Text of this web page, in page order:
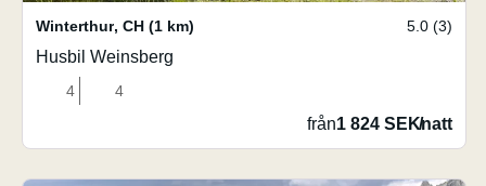
Winterthur, CH (1 km) 5.0 (3)
Husbil Weinsberg
4 4
från1 824 SEK/natt